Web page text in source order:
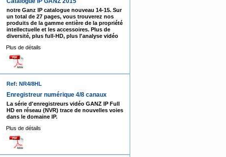
notre Ganz IP catalogue nouveau 14-15. Sur
un total de 27 pages, vous trouverez nos
produits de la gamme entière de la propriété
intellectuelle et les accessoires. Plus de
diversité, plus full-HD, plus l'analyse vidéo
Plus de détails
Ref: NR4/8HL
Enregistreur numérique 4/8 canaux
La série d'enregistreurs vidéo GANZ IP Full
HD en réseau (NVR) trace de nouvelles voies
dans le domaine IP.
Plus de détails